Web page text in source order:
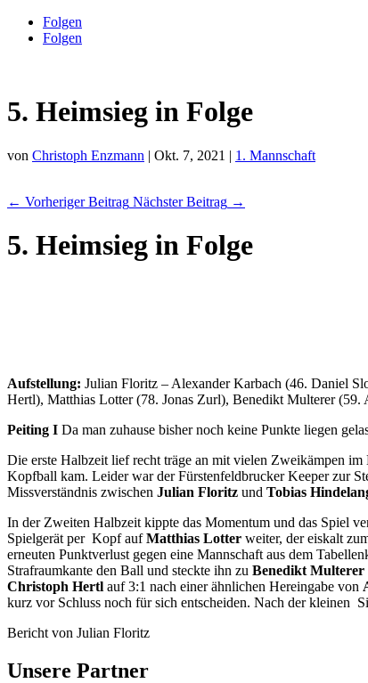
Folgen
Folgen
5. Heimsieg in Folge
von Christoph Enzmann | Okt. 7, 2021 | 1. Mannschaft
← Vorheriger Beitrag Nächster Beitrag →
5. Heimsieg in Folge
Aufstellung: Julian Floritz – Alexander Karbach (46. Daniel
Hertl), Matthias Lotter (78. Jonas Zurl), Benedikt Multerer (59.
Peiting I Da man zuhause bisher noch keine Punkte liegen
Die erste Halbzeit lief recht träge an mit vielen Zweikämpen
Kopfball kam. Leider war der Fürstenfeldbrucker Keeper zur
Missverständnis zwischen Julian Floritz und Tobias
In der Zweiten Halbzeit kippte das Momentum und das Spiel
Spielgerät per Kopf aufMatthias Lotter weiter, der eiskalt
erneuten Punktverlust gegen eine Mannschaft aus dem
Strafraumkante den Ball und steckte ihn zu Benedikt Multerer
Christoph Hertl auf 3:1 nach einer ähnlichen Hereingabe von
kurz vor Schluss noch für sich entscheiden. Nach der kleinen
Bericht von Julian Floritz
Unsere Partner